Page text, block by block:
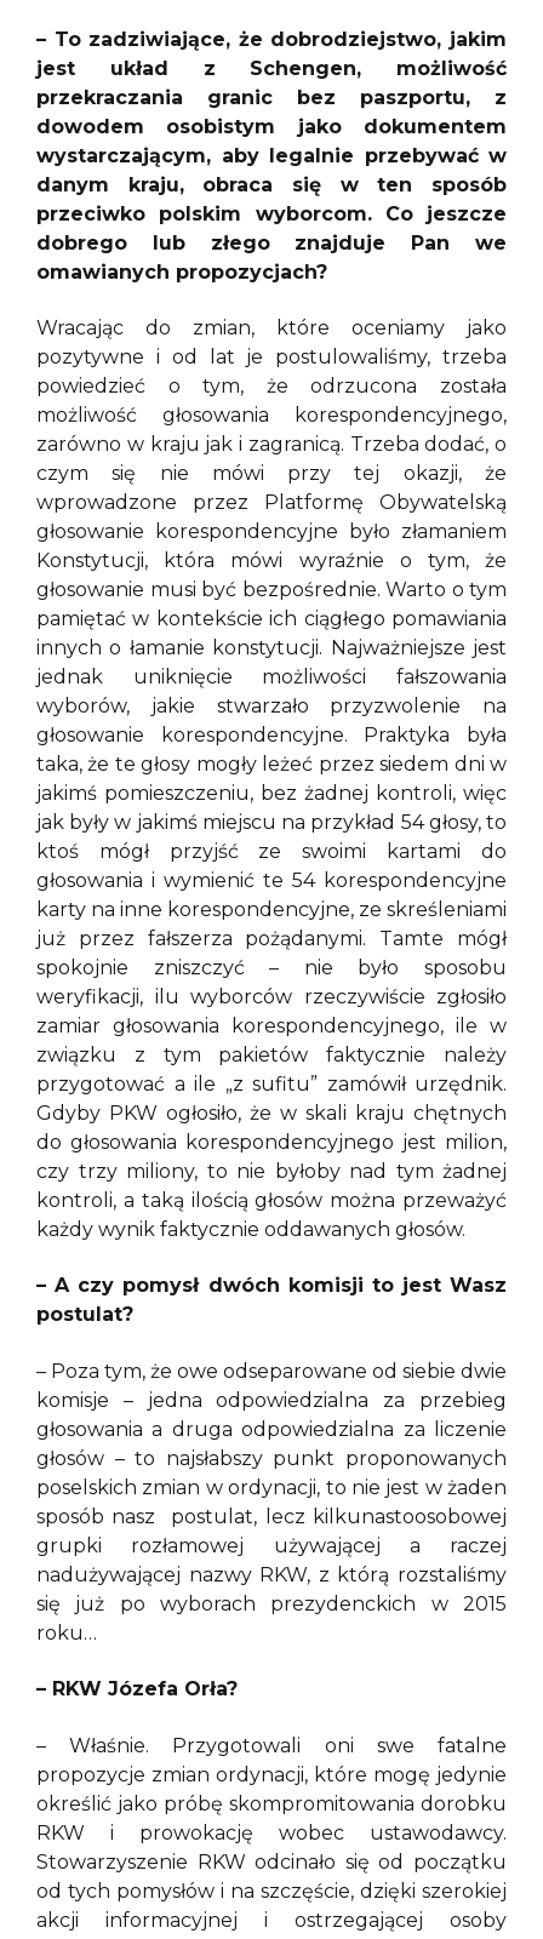
– To zadziwiające, że dobrodziejstwo, jakim
jest układ z Schengen, możliwość
przekraczania granic bez paszportu, z
dowodem osobistym jako dokumentem
wystarczającym, aby legalnie przebywać w
danym kraju, obraca się w ten sposób
przeciwko polskim wyborcom. Co jeszcze
dobrego lub złego znajduje Pan we
omawianych propozycjach?
Wracając do zmian, które oceniamy jako
pozytywne i od lat je postulowaliśmy, trzeba
powiedzieć o tym, że odrzucona została
możliwość głosowania korespondencyjnego,
zarówno w kraju jak i zagranicą. Trzeba dodać, o
czym się nie mówi przy tej okazji, że
wprowadzone przez Platformę Obywatelską
głosowanie korespondencyjne było złamaniem
Konstytucji, która mówi wyraźnie o tym, że
głosowanie musi być bezpośrednie. Warto o tym
pamiętać w kontekście ich ciągłego pomawiania
innych o łamanie konstytucji. Najważniejsze jest
jednak uniknięcie możliwości fałszowania
wyborów, jakie stwarzało przyzwolenie na
głosowanie korespondencyjne. Praktyka była
taka, że te głosy mogły leżeć przez siedem dni w
jakimś pomieszczeniu, bez żadnej kontroli, więc
jak były w jakimś miejscu na przykład 54 głosy, to
ktoś mógł przyjść ze swoimi kartami do
głosowania i wymienić te 54 korespondencyjne
karty na inne korespondencyjne, ze skreśleniami
już przez fałszerza pożądanymi. Tamte mógł
spokojnie zniszczyć – nie było sposobu
weryfikacji, ilu wyborców rzeczywiście zgłosiło
zamiar głosowania korespondencyjnego, ile w
związku z tym pakietów faktycznie należy
przygotować a ile „z sufitu” zamówił urzędnik.
Gdyby PKW ogłosiło, że w skali kraju chętnych
do głosowania korespondencyjnego jest milion,
czy trzy miliony, to nie byłoby nad tym żadnej
kontroli, a taką ilością głosów można przeważyć
każdy wynik faktycznie oddawanych głosów.
– A czy pomysł dwóch komisji to jest Wasz
postulat?
– Poza tym, że owe odseparowane od siebie dwie
komisje – jedna odpowiedzialna za przebieg
głosowania a druga odpowiedzialna za liczenie
głosów – to najsłabszy punkt proponowanych
poselskich zmian w ordynacji, to nie jest w żaden
sposób nasz postulat, lecz kilkunastoosobowej
grupki rozłamowej używającej a raczej
nadużywającej nazwy RKW, z którą rozstaliśmy
się już po wyborach prezydenckich w 2015
roku…
– RKW Józefa Orła?
– Właśnie. Przygotowali oni swe fatalne
propozycje zmian ordynacji, które mogę jedynie
określić jako próbę skompromitowania dorobku
RKW i prowokację wobec ustawodawcy.
Stowarzyszenie RKW odcinało się od początku
od tych pomysłów i na szczęście, dzięki szerokiej
akcji informacyjnej i ostrzegającej osoby